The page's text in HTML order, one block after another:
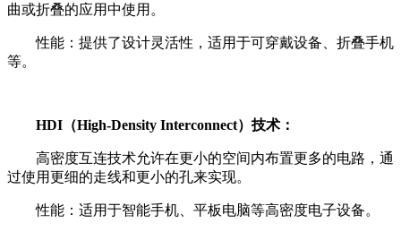
曲或折叠的应用中使用。
性能：提供了设计灵活性，适用于可穿戴设备、折叠手机
等。
HDI（High-Density Interconnect）技术：
高密度互连技术允许在更小的空间内布置更多的电路，通
过使用更细的走线和更小的孔来实现。
性能：适用于智能手机、平板电脑等高密度电子设备。